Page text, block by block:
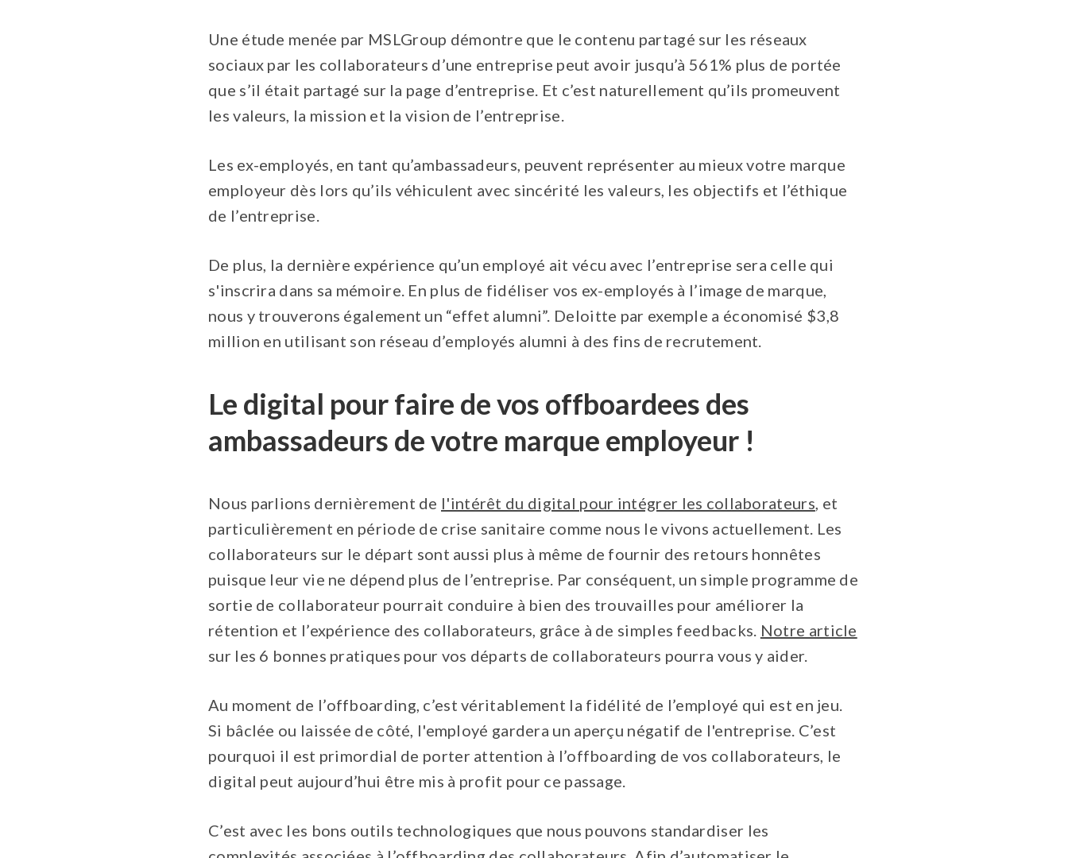
Une étude menée par MSLGroup démontre que le contenu partagé sur les réseaux
sociaux par les collaborateurs d’une entreprise peut avoir jusqu’à 561% plus de portée
que s’il était partagé sur la page d’entreprise. Et c’est naturellement qu’ils promeuvent
les valeurs, la mission et la vision de l’entreprise.
Les ex-employés, en tant qu’ambassadeurs, peuvent représenter au mieux votre marque
employeur dès lors qu’ils véhiculent avec sincérité les valeurs, les objectifs et l’éthique
de l’entreprise.
De plus, la dernière expérience qu’un employé ait vécu avec l’entreprise sera celle qui
s'inscrira dans sa mémoire. En plus de fidéliser vos ex-employés à l’image de marque,
nous y trouverons également un “effet alumni”. Deloitte par exemple a économisé $3,8
million en utilisant son réseau d’employés alumni à des fins de recrutement.
Le digital pour faire de vos offboardees des
ambassadeurs de votre marque employeur !
Nous parlions dernièrement de l'intérêt du digital pour intégrer les collaborateurs, et
particulièrement en période de crise sanitaire comme nous le vivons actuellement. Les
collaborateurs sur le départ sont aussi plus à même de fournir des retours honnêtes
puisque leur vie ne dépend plus de l’entreprise. Par conséquent, un simple programme de
sortie de collaborateur pourrait conduire à bien des trouvailles pour améliorer la
rétention et l’expérience des collaborateurs, grâce à de simples feedbacks. Notre article
sur les 6 bonnes pratiques pour vos départs de collaborateurs pourra vous y aider.
Au moment de l’offboarding, c’est véritablement la fidélité de l’employé qui est en jeu.
Si bâclée ou laissée de côté, l'employé gardera un aperçu négatif de l'entreprise. C’est
pourquoi il est primordial de porter attention à l’offboarding de vos collaborateurs, le
digital peut aujourd’hui être mis à profit pour ce passage.
C’est avec les bons outils technologiques que nous pouvons standardiser les